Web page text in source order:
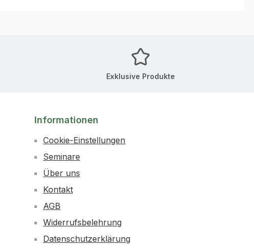
Exklusive Produkte
Informationen
Cookie-Einstellungen
Seminare
Über uns
Kontakt
AGB
Widerrufsbelehrung
Datenschutzerklärung